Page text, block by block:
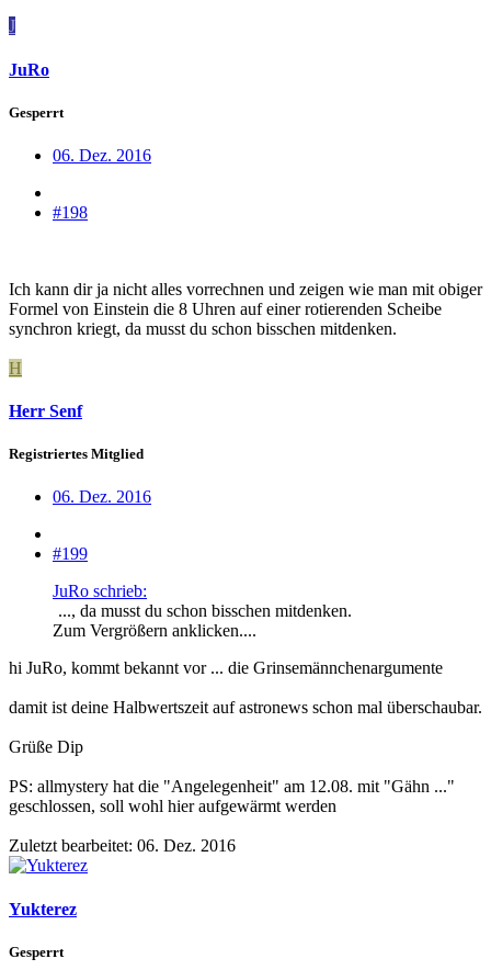
J
JuRo
Gesperrt
06. Dez. 2016
#198
Ich kann dir ja nicht alles vorrechnen und zeigen wie man mit obiger
Formel von Einstein die 8 Uhren auf einer rotierenden Scheibe
synchron kriegt, da musst du schon bisschen mitdenken.
H
Herr Senf
Registriertes Mitglied
06. Dez. 2016
#199
JuRo schrieb:
..., da musst du schon bisschen mitdenken.
Zum Vergrößern anklicken....
hi JuRo, kommt bekannt vor ... die Grinsemännchenargumente
damit ist deine Halbwertszeit auf astronews schon mal überschaubar.
Grüße Dip
PS: allmystery hat die "Angelegenheit" am 12.08. mit "Gähn ..."
geschlossen, soll wohl hier aufgewärmt werden
Zuletzt bearbeitet: 06. Dez. 2016
Yukterez
Gesperrt